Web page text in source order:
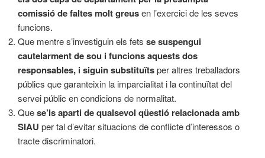
comissió de faltes molt greusen l’exercici de les seves
funcions.
Que mentre s’investiguin els fets se suspengui
cautelarment de sou i funcions aquests dos
responsables, i siguin substituïtsper altres treballadors
públics que garanteixin la imparcialitat i la continuïtat del
servei públic en condicions de normalitat.
Quese’ls aparti de qualsevol qüestió relacionada amb
SIAU per tal d’evitar situacions de conflicte d’interessos o
tracte discriminatori.